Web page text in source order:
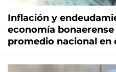
Inflación y
economía
promedio nacional en